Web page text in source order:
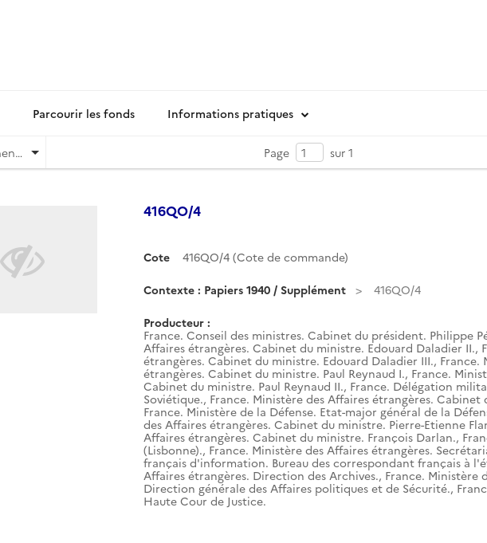
Parcourir les fonds Informations pratiques
Pertinence Page sur 1
416QO/4
Cote 416QO/4 (Cote de commande)
Contexte : Papiers 1940 / Supplément 416QO/4
Producteur :
France. Conseil des ministres. Cabinet du président. Philippe
Affaires étrangères. Cabinet du ministre. Edouard Daladier II.,
étrangères. Cabinet du ministre. Edouard Daladier III., France.
étrangères. Cabinet du ministre. Paul Reynaud I., France.
Cabinet du ministre. Paul Reynaud II., France. Délégation
Soviétique., France. Ministère des Affaires étrangères. Cabinet
France. Ministère de la Défense. Etat-major général de la
des Affaires étrangères. Cabinet du ministre. Pierre-Etienne
Affaires étrangères. Cabinet du ministre. François Darlan.,
(Lisbonne)., France. Ministère des Affaires étrangères.
français d'information. Bureau des correspondant français à
Affaires étrangères. Direction des Archives., France. Ministère
Direction générale des Affaires politiques et de Sécurité.,
Haute Cour de Justice.